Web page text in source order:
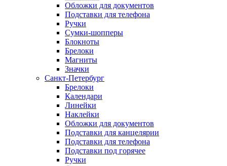
Обложки для документов
Подставки для телефона
Ручки
Сумки-шопперы
Блокноты
Брелоки
Магниты
Значки
Санкт-Петербург
Брелоки
Календари
Линейки
Наклейки
Обложки для документов
Подставки для канцелярии
Подставки для телефона
Подставки под горячее
Ручки